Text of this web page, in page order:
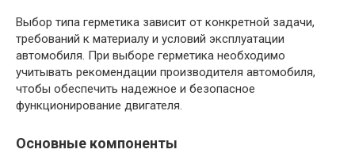
Выбор типа герметика зависит от конкретной задачи,
требований к материалу и условий эксплуатации
автомобиля. При выборе герметика необходимо
учитывать рекомендации производителя автомобиля,
чтобы обеспечить надежное и безопасное
функционирование двигателя.
Основные компоненты